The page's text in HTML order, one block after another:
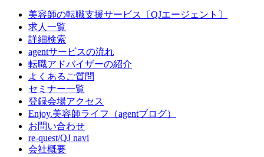
美容師の転職支援サービス〔QJエージェント〕
求人一覧
詳細検索
agentサービスの流れ
転職アドバイザーの紹介
よくあるご質問
セミナー一覧
登録会場アクセス
Enjoy.美容師ライフ（agentブログ）
お問い合わせ
re-quest/QJ navi
会社概要